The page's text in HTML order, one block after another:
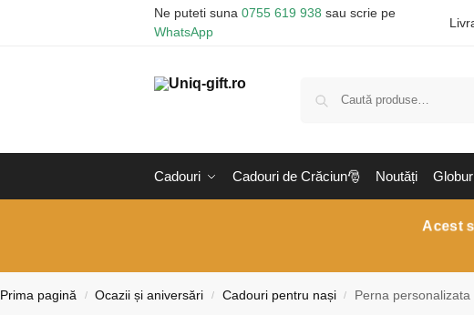
Ne puteti suna 0755 619 938 sau scrie pe
WhatsApp
Cadouri Cadouri de Crăciun🎅 Noutăți
Acest
Prima pagină / Ocazii și aniversări / Cadouri pentru nași / Perna